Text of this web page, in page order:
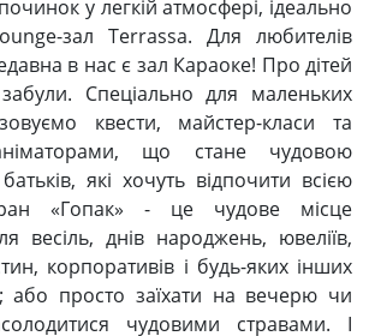
у легкій атмосфері, ідеально
зал Terrassa. Для любителів
в нас є зал Караоке! Про дітей
Спеціально для маленьких
квести, майстер-класи та
що стане чудовою
які хочуть відпочити всією
«Гопак» - це чудове місце
весіль, днів народжень, ювеліїв,
корпоративів і будь-яких інших
або просто заїхати на вечерю чи
чудовими стравами. І